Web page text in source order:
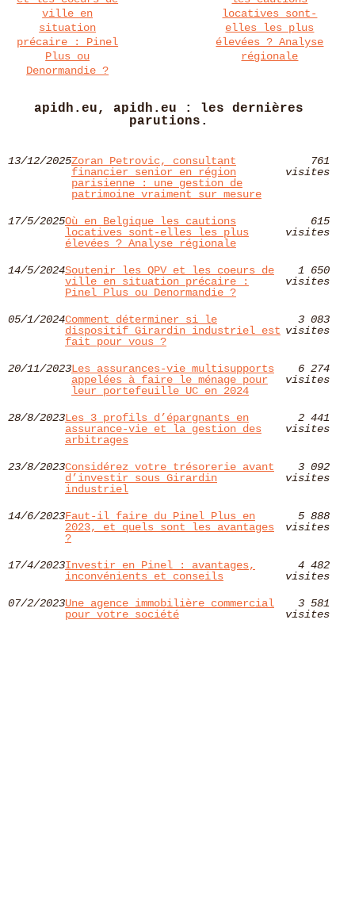
ville en
situation
précaire : Pinel
Plus ou
Denormandie ?
locatives sont-
elles les plus
élevées ? Analyse
régionale
apidh.eu, apidh.eu : les dernières
parutions.
13/12/2025Zoran Petrovic, consultant
financier senior en région
parisienne : une gestion de
patrimoine vraiment sur mesure
761
visites
17/5/2025Où en Belgique les cautions
locatives sont-elles les plus
élevées ? Analyse régionale
615
visites
14/5/2024Soutenir les QPV et les coeurs de
ville en situation précaire :
Pinel Plus ou Denormandie ?
1 650
visites
05/1/2024Comment déterminer si le
dispositif Girardin industriel est
fait pour vous ?
3 083
visites
20/11/2023Les assurances-vie multisupports
appelées à faire le ménage pour
leur portefeuille UC en 2024
6 274
visites
28/8/2023Les 3 profils d’épargnants en
assurance-vie et la gestion des
arbitrages
2 441
visites
23/8/2023Considérez votre trésorerie avant
d’investir sous Girardin
industriel
3 092
visites
14/6/2023Faut-il faire du Pinel Plus en
2023, et quels sont les avantages
?
5 888
visites
17/4/2023Investir en Pinel : avantages,
inconvénients et conseils
4 482
visites
07/2/2023Une agence immobilière commercial
pour votre société
3 581
visites